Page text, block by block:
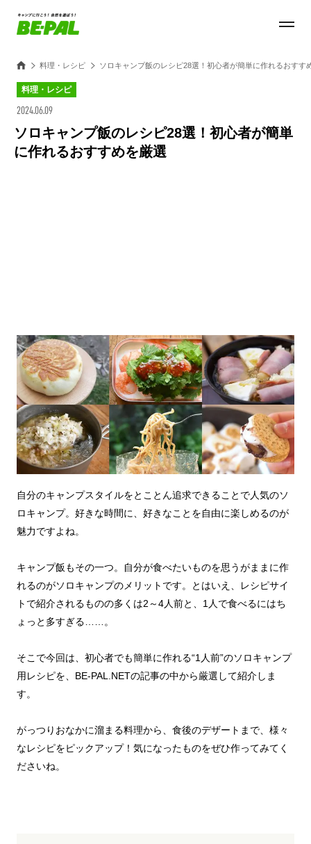
料理・レシピ ソロキャンプ飯のレシピ28選！初心者が簡単に作れるおすす
料理・レシピ
2024.06.09
ソロキャンプ飯のレシピ28選！初心者が簡単
に作れるおすすめを厳選
自分のキャンプスタイルをとことん追求できることで人気のソ
ロキャンプ。好きな時間に、好きなことを自由に楽しめるのが
魅力ですよね。
キャンプ飯もその一つ。自分が食べたいものを思うがままに作
れるのがソロキャンプのメリットです。とはいえ、レシピサイ
トで紹介されるものの多くは2～4人前と、1人で食べるにはち
ょっと多すぎる……。
そこで今回は、初心者でも簡単に作れる“1人前”のソロキャンプ
用レシピを、BE-PAL.NETの記事の中から厳選して紹介しま
す。
がっつりおなかに溜まる料理から、食後のデザートまで、様々
なレシピをピックアップ！気になったものをぜひ作ってみてく
ださいね。